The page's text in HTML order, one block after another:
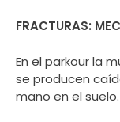
FRACTURAS:
En el parkour la
se producen
mano en el suelo.